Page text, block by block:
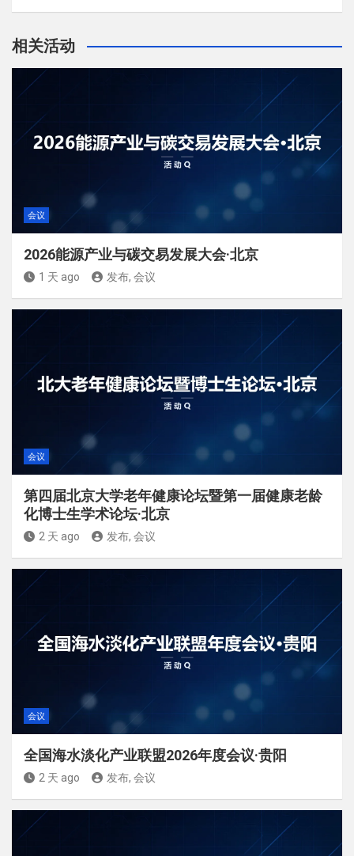
相关活动
会议
2026能源产业与碳交易发展大会·北京
1 天 ago 发布, 会议
会议
第四届北京大学老年健康论坛暨第一届健康老龄
化博士生学术论坛·北京
2 天 ago 发布, 会议
会议
全国海水淡化产业联盟2026年度会议·贵阳
2 天 ago 发布, 会议